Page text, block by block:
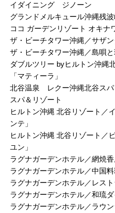
イダイニング ジノーン
グランドメルキュール沖縄残
ココ ガーデンリゾート オキナ
ザ・ビーチタワー沖縄／サザ
ザ・ビーチタワー沖縄／島唄
ダブルツリー byヒルトン沖縄
「マティーラ」
北谷温泉 レクー沖縄北谷スパ
スパ＆リゾート
ヒルトン沖縄 北谷リゾート／
ンテ」
ヒルトン沖縄 北谷リゾート／
ユン」
ラグナガーデンホテル／網焼
ラグナガーデンホテル／中国
ラグナガーデンホテル／レス
ラグナガーデンホテル／和琉
ラグナガーデンホテル／ラウン